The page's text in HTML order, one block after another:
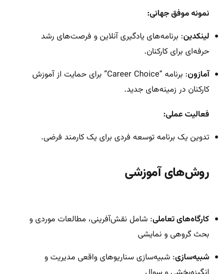
نمونه موفق جهانی:
لینکدین: برنامه‌های یادگیری آنلاین و فرصت‌های رشد
حرفه‌ای برای کارکنان.
آمازون
: برنامه “Career Choice” برای حمایت از آموزش
کارکنان در زمینه‌های جدید.
فعالیت عملی:
تدوین یک برنامه توسعه فردی برای یک کارمند فرضی.
روش‌های آموزشی
کارگاه‌های تعاملی: شامل نقش‌آفرینی، مطالعات موردی و
بحث گروهی و نمایشی
شبیه‌سازی: شبیه‌سازی سناریوهای واقعی مدیریت و